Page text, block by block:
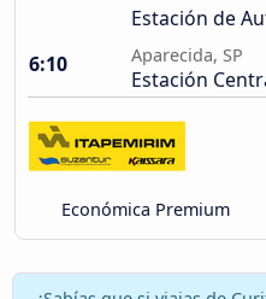
Estación de
6:10
Aparecida, SP
Estación
Económica Premium